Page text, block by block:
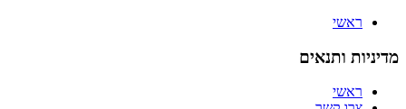
ראשי
מדיניות ותנאים
ראשי